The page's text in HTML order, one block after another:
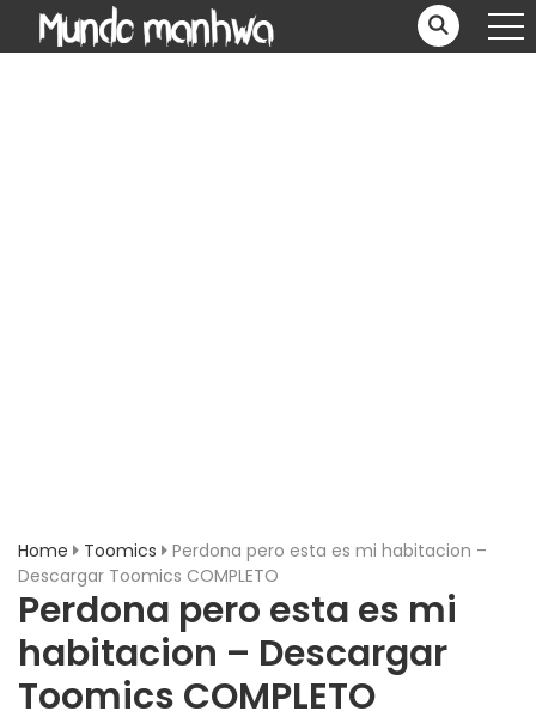
Home Toomics
Perdona pero esta es mi habitacion –
Descargar Toomics COMPLETO
Perdona pero esta es mi
habitacion – Descargar
Toomics COMPLETO